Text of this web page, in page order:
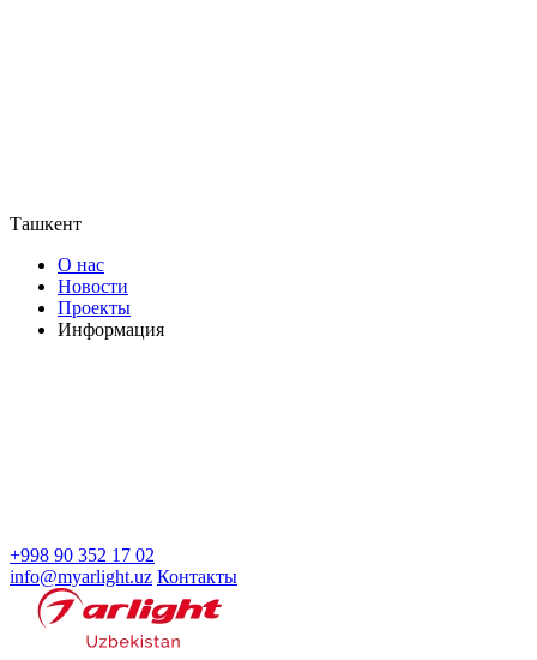
Ташкент
О нас
Новости
Проекты
Информация
+998 90 352 17 02
info@myarlight.uz Контакты